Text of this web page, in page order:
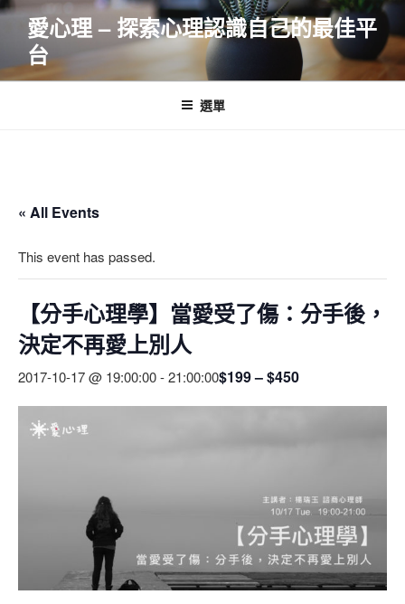
跳
要
愛心理 – 探索心理認識自己的最佳平
台
選單
« All Events
This event has passed.
【分手心理學】當愛受了傷：分手後，
決定不再愛上別人
2017-10-17 @ 19:00:00-21:00:00$199 – $450